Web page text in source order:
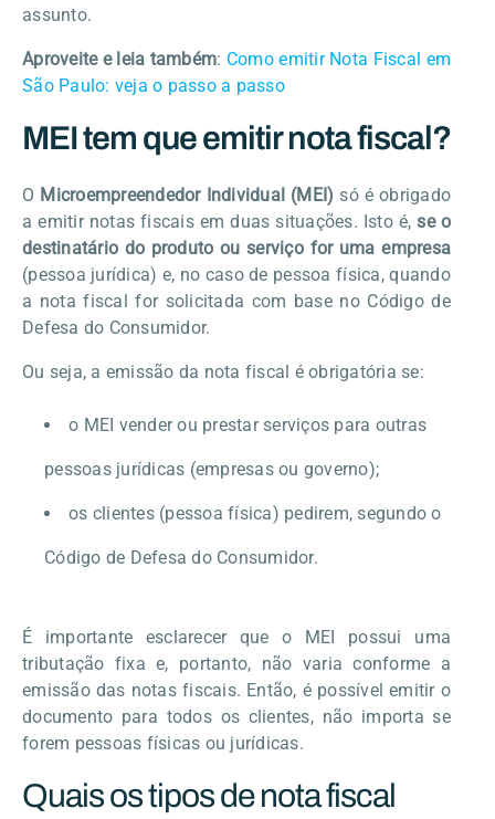
assunto.
Aproveite e leia também: Como emitir Nota Fiscal em
São Paulo: veja o passo a passo
MEI tem que emitir nota fiscal?
O Microempreendedor Individual (MEI) só é obrigado
a emitir notas fiscais em duas situações. Isto é, se o
destinatário do produto ou serviço for uma empresa
(pessoa jurídica) e, no caso de pessoa física, quando
a nota fiscal for solicitada com base no Código de
Defesa do Consumidor.
Ou seja, a emissão da nota fiscal é obrigatória se:
o MEI vender ou prestar serviços para outras
pessoas jurídicas (empresas ou governo);
os clientes (pessoa física) pedirem, segundo o
Código de Defesa do Consumidor.
É importante esclarecer que o MEI possui uma
tributação fixa e, portanto, não varia conforme a
emissão das notas fiscais. Então, é possível emitir o
documento para todos os clientes, não importa se
forem pessoas físicas ou jurídicas.
Quais os tipos de nota fiscal